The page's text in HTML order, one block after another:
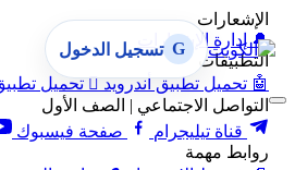
الإشعارات
🔔 إدارة الإشعارات
التطبيقات
🤖 تحميل تطبيق أندرويد  تحميل
التواصل الاجتماعي | الصف الأول
قناة تيليجرام
صفحة فيسبوك
روابط مهمة
G تسجيل الدخول